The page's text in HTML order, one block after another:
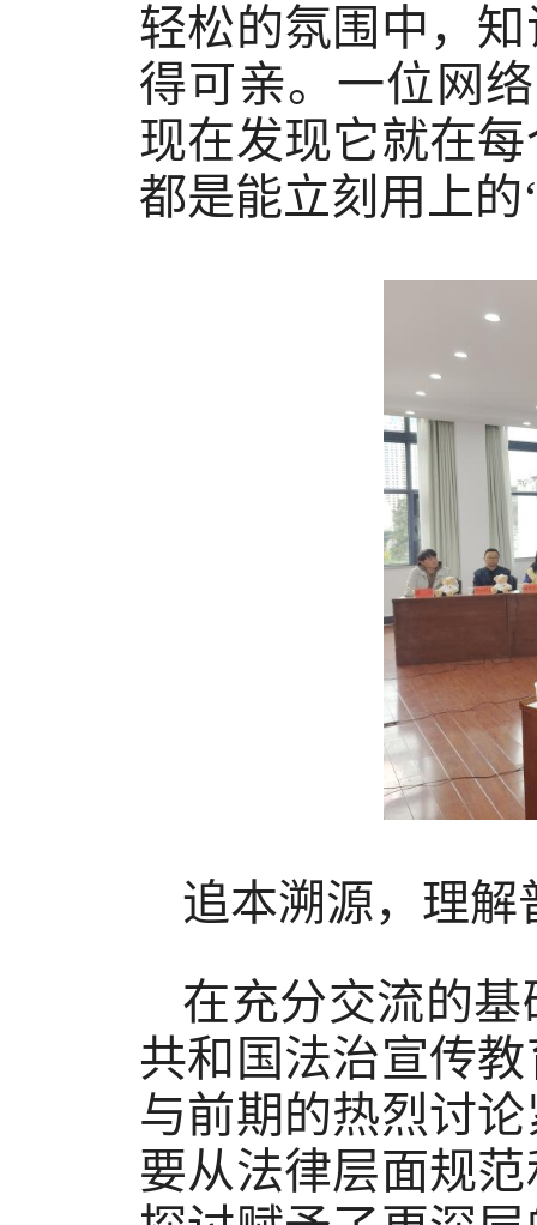
轻松的氛围中，
得可亲。一位网
现在发现它就在
都是能立刻用上的
追本溯源，理解
在充分交流的
共和国法治宣传
与前期的热烈讨
要从法律层面规